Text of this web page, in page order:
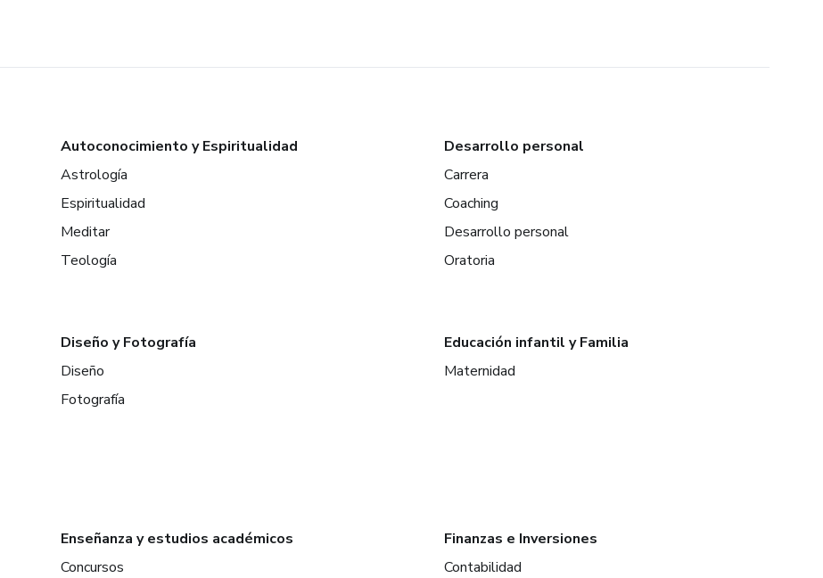
Autoconocimiento y Espiritualidad
Astrología
Espiritualidad
Meditar
Teología
Desarrollo personal
Carrera
Coaching
Desarrollo personal
Oratoria
Diseño y Fotografía
Diseño
Fotografía
Educación infantil y Familia
Maternidad
Enseñanza y estudios académicos
Concursos
Finanzas e Inversiones
Contabilidad